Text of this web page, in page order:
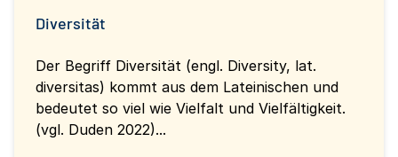
Diversität
Der Begriff Diversität (engl. Diversity, lat.
diversitas) kommt aus dem Lateinischen und
bedeutet so viel wie Vielfalt und Vielfältigkeit.
(vgl. Duden 2022)...